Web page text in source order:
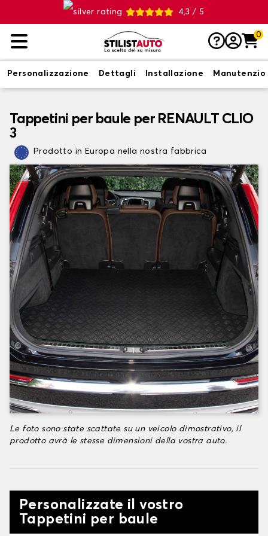
4,3 / 5
0
Personalizzazione Dettagli Installazione
Tappetini per baule per RENAULT CLIO
3
Prodotto in Europa nella nostra fabbrica
Le foto sono state scattate su un veicolo dimostrativo, il
prodotto avrà le stesse dimensioni della vostra auto.
Personalizzate il vostro
Tappetini per baule